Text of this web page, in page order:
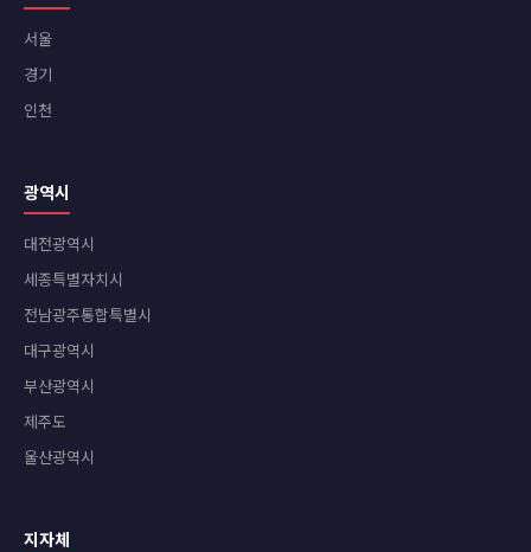
서울
경기
인천
광역시
대전광역시
세종특별자치시
전남광주통합특별시
대구광역시
부산광역시
제주도
울산광역시
지자체